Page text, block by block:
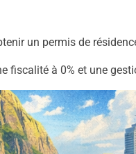
un permis de
fiscalité à 0% et une